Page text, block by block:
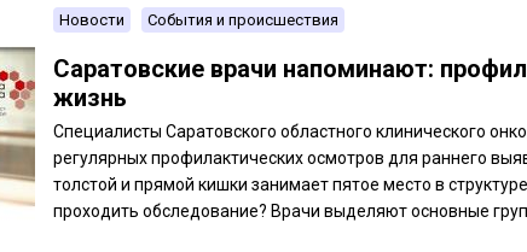
Новости События и происшествия
Саратовские врачи напоминают:
жизнь
Специалисты Саратовского областного клинического
регулярных профилактических осмотров для раннего
толстой и прямой кишки занимает пятое место в
проходить обследование? Врачи выделяют основные